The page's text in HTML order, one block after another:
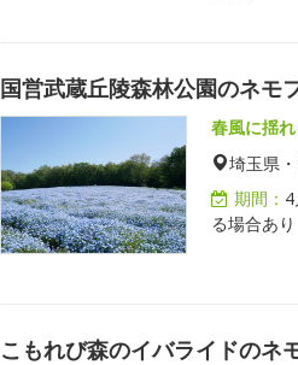
国営武蔵丘陵森林公園のネモ
春風に揺
埼玉県
期間：
る場合あり
こもれび森のイバライドのネ